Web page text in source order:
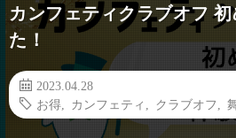
カンフェティクラブオフ
た！
2023.04.28
お得
カンフェティ クラブオフ